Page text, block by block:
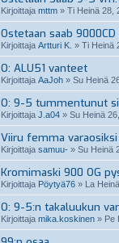
Kirjoittaja mttm » Ti Heinä 28,
Ostetaan saab
Kirjoittaja Artturi K. » Ti Heinä
O: ALU51 vanteet
Kirjoittaja AaJoh » Su Heinä
O: 9-5 tummentunut
Kirjoittaja J.a04 » Su Heinä
Viiru femma varaosiksi
Kirjoittaja samuu- » Su Heinä
Kromimaski 900 OG
Kirjoittaja Pöytyä76 » La
O: 9-5:n takaluukun
Kirjoittaja mika.koskinen » Pe